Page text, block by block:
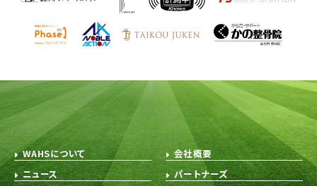
WAHSについて
会社概要
ニュース
パートナーズ